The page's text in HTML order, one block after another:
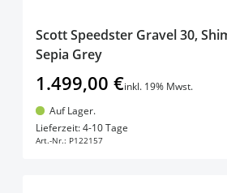
Scott Speedster Gravel 30,
Sepia Grey
1.499,00 €inkl. 19% Mwst.
Auf Lager.
Lieferzeit: 4-10 Tage
Art.-Nr.: P122157